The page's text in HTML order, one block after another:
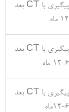
پیگیری با CT بعد
12 ماه
پیگیری با CT بعد
6-12 ماه
پیگیری با CT بعد
6-12ماه